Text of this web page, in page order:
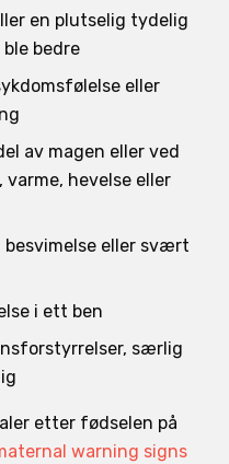
en plutselig tydelig
bedre
eller
av magen eller ved
hevelse eller
eller svært
i ett ben
særlig
etter fødselen på
warning signs